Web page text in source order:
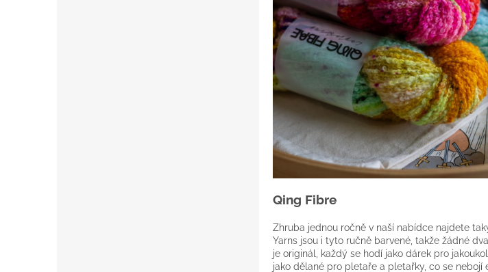
Qing Fibre
Zhruba jednou ročně v naší nabídce najdete
Yarns jsou i tyto ručně barvené, takže žádné
je originál, každý se hodí jako dárek pro
jako dělané pro pletaře a pletařky, co se